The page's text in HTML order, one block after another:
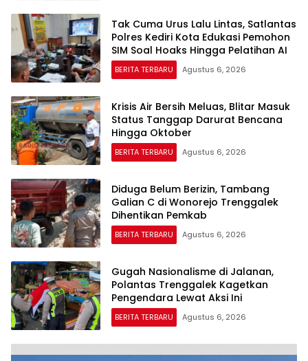
Tak Cuma Urus Lalu Lintas, Satlantas
Polres Kediri Kota Edukasi Pemohon
SIM Soal Hoaks Hingga Pelatihan AI
BERITA TERBARU Agustus 6, 2026
Krisis Air Bersih Meluas, Blitar Masuk
Status Tanggap Darurat Bencana
Hingga Oktober
BERITA TERBARU Agustus 6, 2026
Diduga Belum Berizin, Tambang
Galian C di Wonorejo Trenggalek
Dihentikan Pemkab
BERITA TERBARU Agustus 6, 2026
Gugah Nasionalisme di Jalanan,
Polantas Trenggalek Kagetkan
Pengendara Lewat Aksi Ini
BERITA TERBARU Agustus 6, 2026